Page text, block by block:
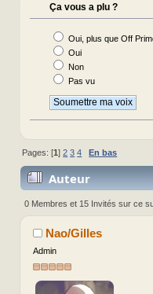
Ça vous a plu ?
Oui, plus que Off
Oui
Non
Pas vu
Pages: [1]2 3 4 En bas
Auteur
0 Membres et 15 Invités sur ce
Nao/Gilles
Admin